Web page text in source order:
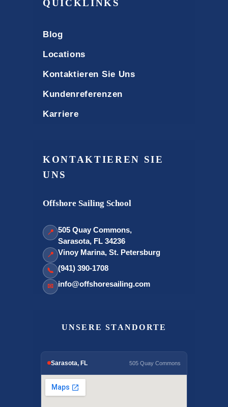
QUICKLINKS
Blog
Locations
Kontaktieren Sie Uns
Kundenreferenzen
Karriere
KONTAKTIEREN SIE
UNS
Offshore Sailing School
📍 505 Quay Commons,
Sarasota, FL 34236
📍 Vinoy Marina, St. Petersburg
📞 (941) 390-1708
✉ info@offshoresailing.com
UNSERE STANDORTE
Sarasota, FL 505 Quay Commons